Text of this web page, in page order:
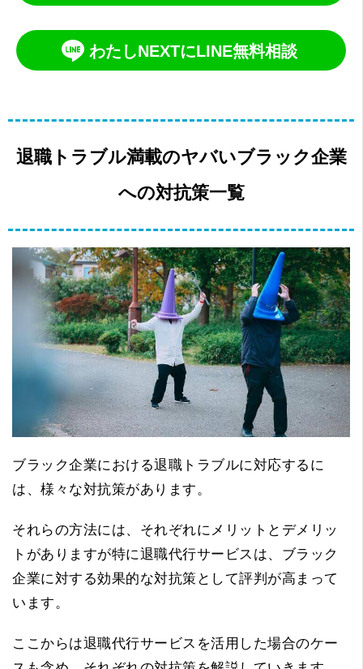
わたしNEXTにLINE無料相談
退職トラブル満載のヤバいブラック企業
への対抗策一覧
ブラック企業における退職トラブルに対応するに
は、様々な対抗策があります。
それらの方法には、それぞれにメリットとデメリッ
トがありますが特に退職代行サービスは、ブラック
企業に対する効果的な対抗策として評判が高まって
います。
ここからは退職代行サービスを活用した場合のケー